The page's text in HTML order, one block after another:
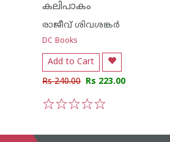
കലിപാകം
രാജീവ് ശിവശങ്കര്‍
DC Books
Add to Cart
Rs 240.00 Rs 223.00